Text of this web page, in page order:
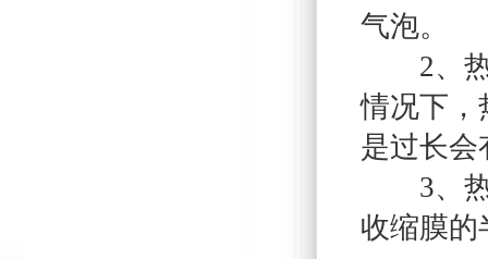
气泡。
2、热
情况下，
是过长会
3、热
收缩膜的